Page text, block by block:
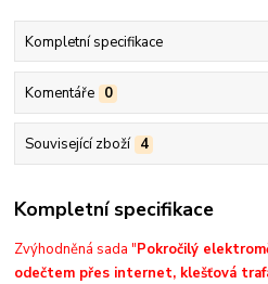
Kompletní specifikace
Komentáře 0
Související zboží 4
Kompletní specifikace
Zvýhodněná sada "Pokročilý
odečtem přes internet, klešťová